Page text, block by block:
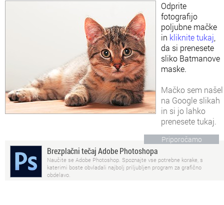
Odprite
fotografijo
poljubne mačke
in kliknite tukaj
da si prenesete
sliko Batmanove
maske.
Mačko sem našel
na Google slikah
in si jo lahko
prenesete tukaj.
Priporočamo
Brezplačni tečaj Adobe Photoshopa
Naučite se Adobe Photoshop. Spoznajte vse potrebne korake, s
katerimi boste obvladali najbolj priljubljen program za grafično
obdelavo.